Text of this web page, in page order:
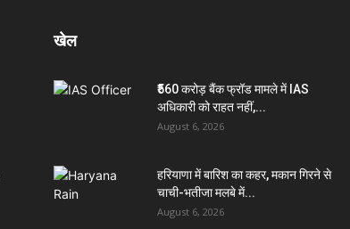
खेल
₹560 करोड़ बैंक फ्रॉड मामले में IAS
अधिकारी को राहत नहीं,...
August 6, 2026
हरियाणा में बारिश का कहर, मकान गिरने से
चाची-भतीजा मलबे में...
August 6, 2026